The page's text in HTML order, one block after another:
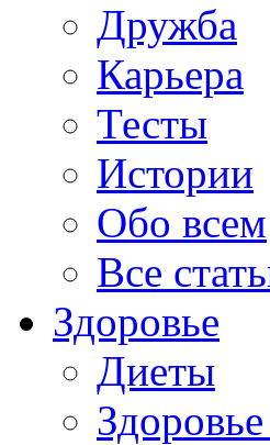
Дружба
Карьера
Тесты
Истории
Обо всем
Все
Здоровье
Диеты